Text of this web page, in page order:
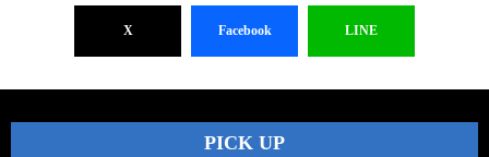
X Facebook LINE
PICK UP